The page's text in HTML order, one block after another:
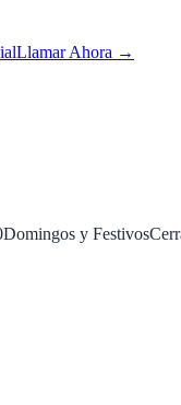
Llamar Ahora →
Domingos y Festivos